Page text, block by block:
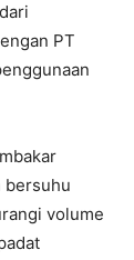
PT
bersuhu
volume